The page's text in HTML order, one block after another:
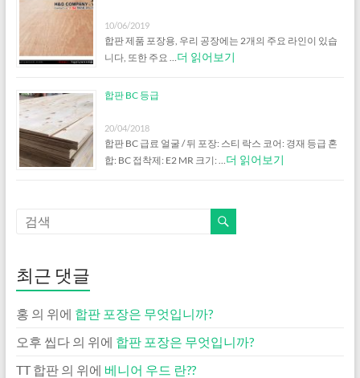
10/06/2019
합판 제품 포장용, 우리 공장에는 2개의 주요 라인이 있습
니다, 또한 주요 … 더 읽어보기
합판 BC 등급
20/04/2018
합판 BC 급료 얼굴 / 뒤 포장: 스티 락스 코어: 경재 등급 혼
합: BC 접착제: E2 MR 크기: … 더 읽어보기
최근 댓글
홍 의 위에 합판 포장은 무엇입니까?
오후 씹다의 위에 합판 포장은 무엇입니까?
TT 합판의 위에 베니어 우드 란??